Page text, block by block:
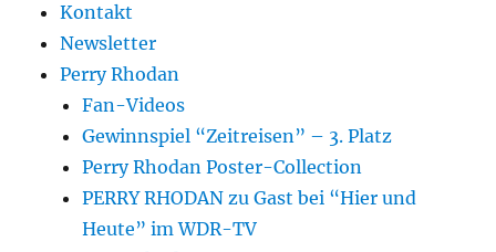
Kontakt
Newsletter
Perry Rhodan
Fan-Videos
Gewinnspiel “Zeitreisen” – 3. Platz
Perry Rhodan Poster-Collection
PERRY RHODAN zu Gast bei “Hier und
Heute” im WDR-TV